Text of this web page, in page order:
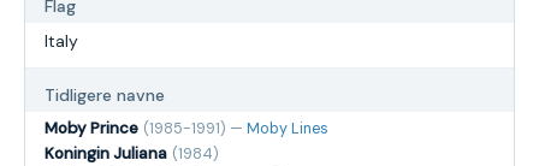
Flag
Italy
Tidligere navne
Moby Prince (1985-1991) — Moby Lines
Koningin Juliana (1984)